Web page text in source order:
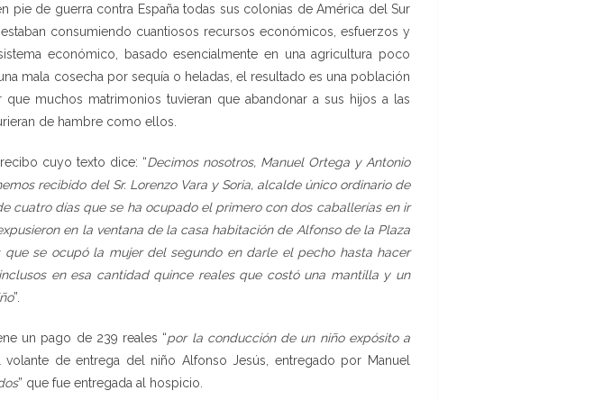
pie de guerra contra España todas sus colonias de América del Sur
consumiendo cuantiosos recursos económicos, esfuerzos y
económico, basado esencialmente en una agricultura poco
mala cosecha por sequía o heladas, el resultado es una población
muchos matrimonios tuvieran que abandonar a sus hijos a las
de hambre como ellos.
cuyo texto dice: “Decimos nosotros, Manuel Ortega y Antonio
recibido del Sr. Lorenzo Vara y Soria, alcalde único ordinario de
cuatro días que se ha ocupado el primero con dos caballerías en ir
en la ventana de la casa habitación de Alfonso de la Plaza
se ocupó la mujer del segundo en darle el pecho hasta hacer
en esa cantidad quince reales que costó una mantilla y un
”.
un pago de 239 reales “por la conducción de un niño expósito a
de entrega del niño Alfonso Jesús, entregado por Manuel
” que fue entregada al hospicio.